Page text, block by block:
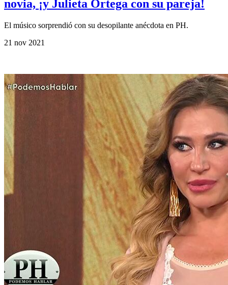
novia, ¡y Julieta Ortega con su pareja!
El músico sorprendió con su desopilante anécdota en PH.
21 nov 2021